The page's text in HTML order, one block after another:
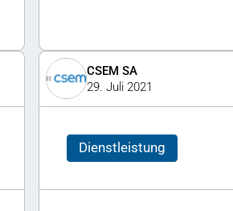
CSEM SA
29. Juli 2021
Dienstleistung